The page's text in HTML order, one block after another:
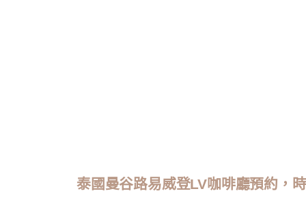
泰國曼谷路易威登LV咖啡廳預約，